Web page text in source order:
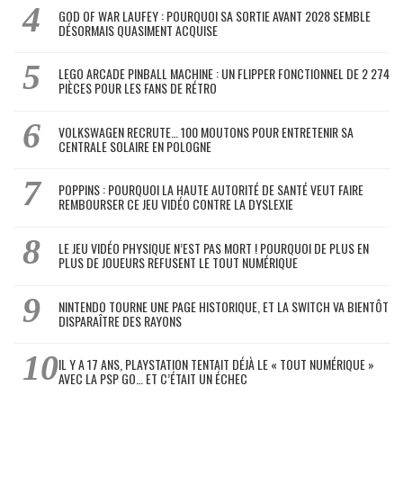
GOD OF WAR LAUFEY : POURQUOI SA SORTIE AVANT 2028 SEMBLE
DÉSORMAIS QUASIMENT ACQUISE
LEGO ARCADE PINBALL MACHINE : UN FLIPPER FONCTIONNEL DE 2 274
PIÈCES POUR LES FANS DE RÉTRO
VOLKSWAGEN RECRUTE… 100 MOUTONS POUR ENTRETENIR SA
CENTRALE SOLAIRE EN POLOGNE
POPPINS : POURQUOI LA HAUTE AUTORITÉ DE SANTÉ VEUT FAIRE
REMBOURSER CE JEU VIDÉO CONTRE LA DYSLEXIE
LE JEU VIDÉO PHYSIQUE N’EST PAS MORT ! POURQUOI DE PLUS EN
PLUS DE JOUEURS REFUSENT LE TOUT NUMÉRIQUE
NINTENDO TOURNE UNE PAGE HISTORIQUE, ET LA SWITCH VA BIENTÔT
DISPARAÎTRE DES RAYONS
IL Y A 17 ANS, PLAYSTATION TENTAIT DÉJÀ LE « TOUT NUMÉRIQUE »
AVEC LA PSP GO… ET C’ÉTAIT UN ÉCHEC